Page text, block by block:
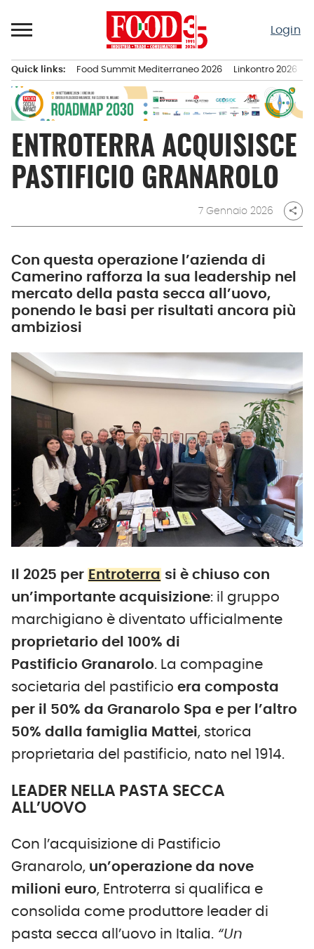
al
Login
principale
Quick links: Food Summit Mediterraneo 2026 Linkontro 2026
ENTROTERRA ACQUISISCE
PASTIFICIO GRANAROLO
7 Gennaio 2026 share
Con questa operazione l’azienda di
Camerino rafforza la sua leadership nel
mercato della pasta secca all’uovo,
ponendo le basi per risultati ancora più
ambiziosi
Il 2025 per Entroterra si è chiuso con
un’importante acquisizione: il gruppo
marchigiano è diventato ufficialmente
proprietario del 100% di
Pastificio Granarolo. La compagine
societaria del pastificio era composta
per il 50% da Granarolo Spa e per l’altro
50% dalla famiglia Mattei, storica
proprietaria del pastificio, nato nel 1914.
LEADER NELLA PASTA SECCA
ALL’UOVO
Con l’acquisizione di Pastificio
Granarolo, un’operazione da nove
milioni euro, Entroterra si qualifica e
consolida come produttore leader di
pasta secca all’uovo in Italia. “Un